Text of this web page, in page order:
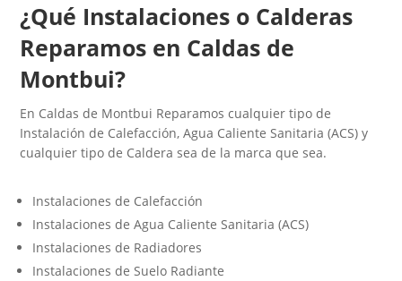
¿Qué Instalaciones o Calderas
Reparamos en Caldas de
Montbui?
En Caldas de Montbui Reparamos cualquier tipo de
Instalación de Calefacción, Agua Caliente Sanitaria (ACS) y
cualquier tipo de Caldera sea de la marca que sea.
Instalaciones de Calefacción
Instalaciones de Agua Caliente Sanitaria (ACS)
Instalaciones de Radiadores
Instalaciones de Suelo Radiante